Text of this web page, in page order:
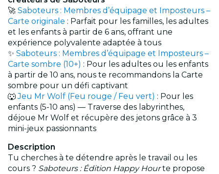
🚀 Saboteurs : Membres d’équipage et Imposteurs –
Carte originale : Parfait pour les familles, les adultes
et les enfants à partir de 6 ans, offrant une
expérience polyvalente adaptée à tous
✨ Saboteurs : Membres d’équipage et Imposteurs –
Carte sombre (10+) : Pour les adultes ou les enfants
à partir de 10 ans, nous te recommandons la Carte
sombre pour un défi captivant
🐺Jeu Mr Wolf (Feu rouge / Feu vert) : Pour les
enfants (5-10 ans) — Traverse des labyrinthes,
déjoue Mr Wolf et récupère des jetons grâce à 3
mini-jeux passionnants
Description
Tu cherches à te détendre après le travail ou les
cours ? Saboteurs : Édition Happy Hourte propose